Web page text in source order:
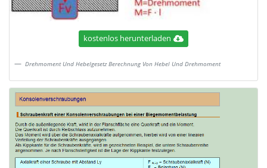
kostenlos herunterladen
Drehmoment Und Hebelgesetz Berechnung Von Hebel Und Drehmoment